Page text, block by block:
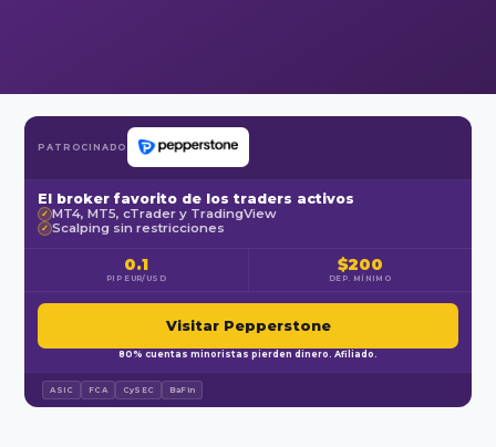
PATROCINADO
El broker favorito de los traders activos
✓ MT4, MT5, cTrader y TradingView
✓ Scalping sin restricciones
0.1
PIP EUR/USD
$200
DEP. MÍNIMO
Visitar Pepperstone
80% cuentas minoristas pierden dinero. Afiliado.
ASIC FCA CySEC BaFin